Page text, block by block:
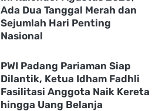
Ada Dua Tanggal Merah dan
Sejumlah Hari Penting
Nasional
PWI Padang Pariaman Siap
Dilantik, Ketua Idham Fadhli
Fasilitasi Anggota Naik Kereta
hingga Uang Belanja